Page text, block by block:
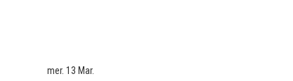
mer. 13 Mar.